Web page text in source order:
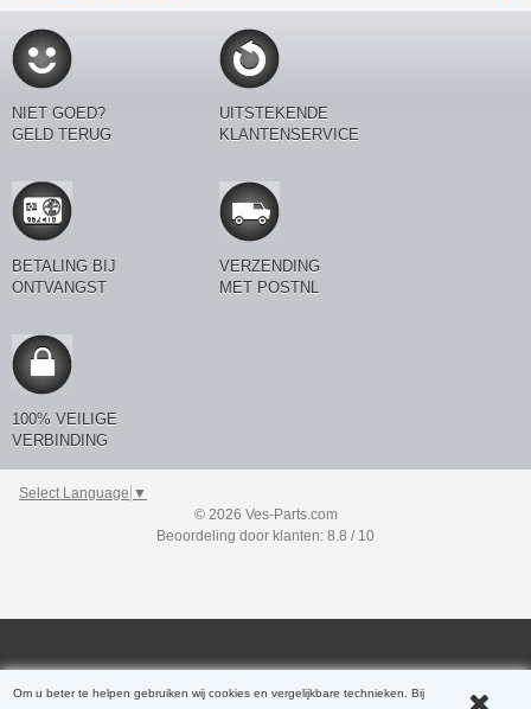
NIET GOED?
GELD TERUG
UITSTEKENDE
KLANTENSERVICE
BETALING BIJ
ONTVANGST
VERZENDING
MET POSTNL
100% VEILIGE
VERBINDING
Om u beter te helpen gebruiken wij cookies en vergelijkbare technieken. Bij
Select Language ▼
© 2026 Ves-Parts.com
Beoordeling door klanten: 8.8 / 10